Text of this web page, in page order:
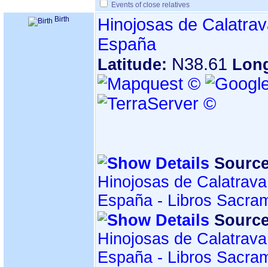
Events of close relatives
Birth
Hinojosas de
España
Latitude: N38.61
Hinojosas de
España - Libros
Hinojosas de
España - Libros